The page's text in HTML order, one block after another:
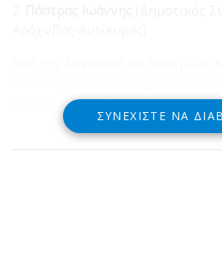
Κορινθιακού κόλπου.
ΣΥΝΕΧΊΣΤΕ ΝΑ